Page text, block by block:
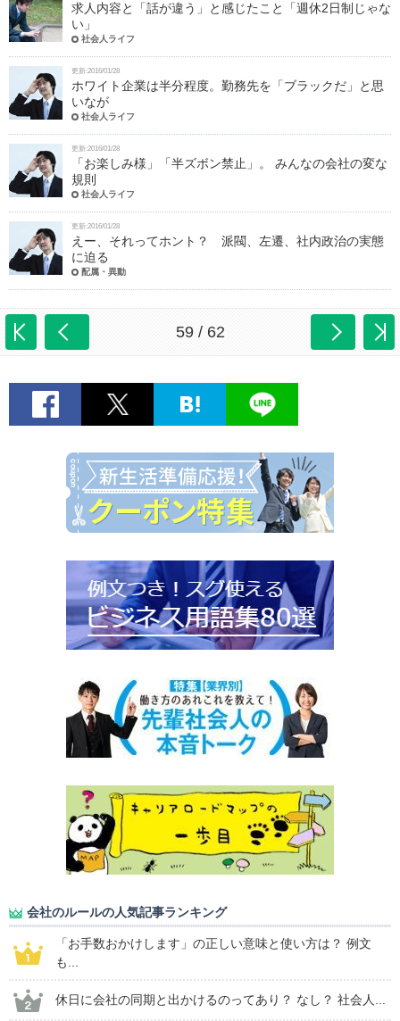
求人内容と「話が違う」と感じたこと「週休2日制じゃな
い」
社会人ライフ
更新:2016/01/28
ホワイト企業は半分程度。勤務先を「ブラックだ」と思
いなが
社会人ライフ
更新:2016/01/28
「お楽しみ様」「半ズボン禁止」。 みんなの会社の変な
規則
社会人ライフ
更新:2016/01/28
えー、それってホント？ 派閥、左遷、社内政治の実態
に迫る
配属・異動
59 / 62
会社のルールの人気記事ランキング
「お手数おかけします」の正しい意味と使い方は？ 例文
も...
休日に会社の同期と出かけるのってあり？ なし？ 社会人...